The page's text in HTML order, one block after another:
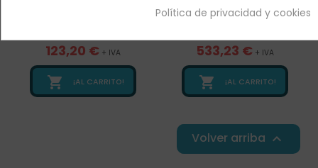
123,20 € + IVA
 ¡AL CARRITO!
Cafetera y tetera con
2 placas, dos jarras, 18
533,23 € + IVA
 ¡AL CARRITO!
Volver arriba 
Política de privacidad y cookies